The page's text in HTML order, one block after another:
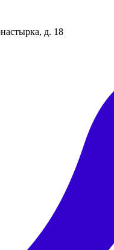
д. 18